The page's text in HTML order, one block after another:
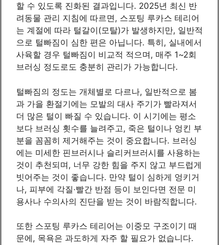
할 수 있도록 진화된 결과입니다. 2025년 최신 반
려동물 관리 지침에 따르면, 스포팅 루카스 테리어
는 계절에 따라 털갈이(모탈)가 발생하지만, 일반적
으로 털빠짐이 심한 편은 아닙니다. 특히, 실내에서
사육할 경우 털빠짐이 비교적 적으며, 매주 1~2회
브러싱 정도로도 충분히 관리가 가능합니다.
털빠짐의 정도는 개체별로 다르나, 일반적으로 봄
과 가을 환절기에는 모발의 대사 주기가 빨라져서
더 많은 털이 빠질 수 있습니다. 이 시기에는 평소
보다 브러싱 횟수를 늘려주고, 죽은 털이나 엉킨 부
분을 꼼꼼히 제거해주는 것이 중요합니다. 브러싱
에는 미세한 핀브러시나 슬리커브러시를 사용하는
것이 추천되며, 너무 강한 힘을 주지 않고 부드럽게
빗어주는 것이 좋습니다. 만약 털이 심하게 엉키거
나, 피부에 각질·빨간 반점 등이 보인다면 전문 미
용사나 수의사의 진단을 받는 것이 바람직합니다.
또한 스포팅 루카스 테리어는 이중모 구조이기 때
문에, 목욕은 과도하게 자주 할 필요가 없습니다.